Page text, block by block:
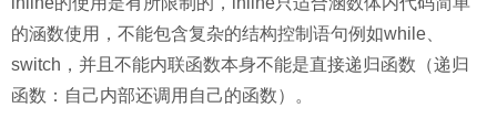
的涵数使用，不能包含复杂的结构控制语句例如while、
switch，并且不能内联函数本身不能是直接递归函数（递归
函数：自己内部还调用自己的函数）。